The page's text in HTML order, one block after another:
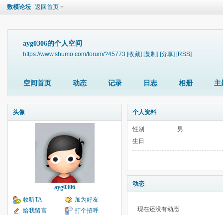
数模论坛 返回首页
ayg0306的个人空间
https://www.shumo.com/forum/?45773 [收藏] [复制] [分享] [RSS]
空间首页 动态 记录 日志 相册 主
头像
ayg0306
收听TA
加为好友
给我留言
打个招呼
个人资料
性别
男
生日
动态
现在还没有动态